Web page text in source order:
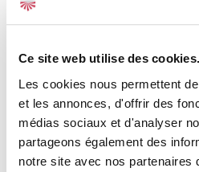
Ce site web utilise des cookies.
Les cookies nous permettent
et les annonces, d'offrir des
médias sociaux et d'analyser
partageons également des
notre site avec nos partenaires
la zone Bretagne–Pays de la
Bretagne–Pays de la Loire à
récemment nommé Directeur
de la société depuis 2009, il
son développement,
Roussillon, en tissant des
l’écosystème entrepreneurial